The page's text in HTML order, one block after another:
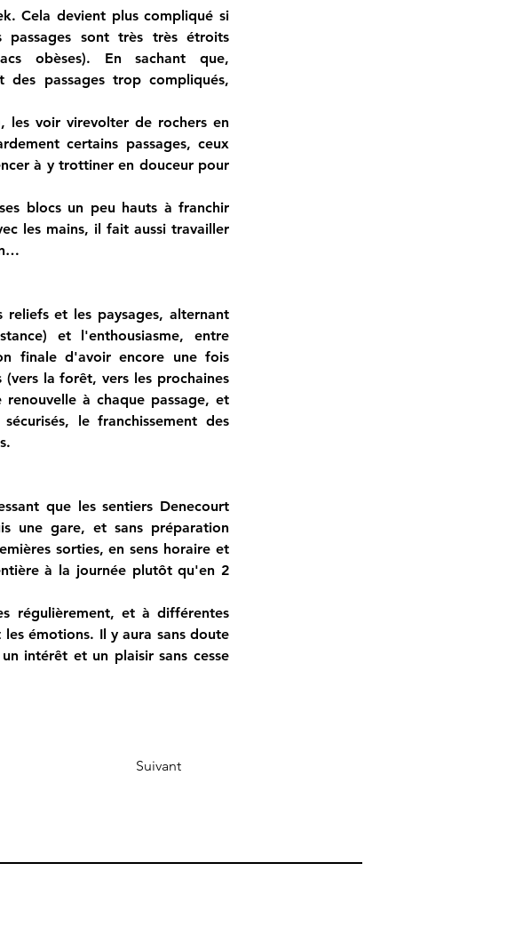
Cela devient plus compliqué si
sont très très étroits
obèses). En sachant que,
passages trop compliqués,
les voir virevolter de rochers en
certains passages, ceux
à y trottiner en douceur pour
blocs un peu hauts à franchir
les mains, il fait aussi travailler
reliefs et les paysages, alternant
et l'enthousiasme, entre
finale d'avoir encore une fois
la forêt, vers les prochaines
à chaque passage, et
le franchissement des
que les sentiers Denecourt
une gare, et sans préparation
sorties, en sens horaire et
à la journée plutôt qu'en 2
régulièrement, et à différentes
émotions. Il y aura sans doute
intérêt et un plaisir sans cesse
Suivant